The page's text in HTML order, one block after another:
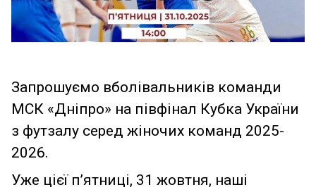
Запрошуємо вболівальників команди
МСК «Дніпро» на півфінал Кубка України
з футзалу серед жіночих команд 2025-
2026.
Уже цієї п’ятниці, 31 жовтня, наші